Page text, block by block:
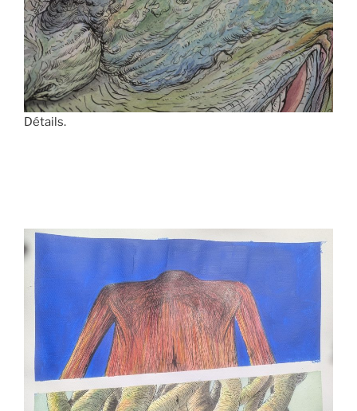
Détails.